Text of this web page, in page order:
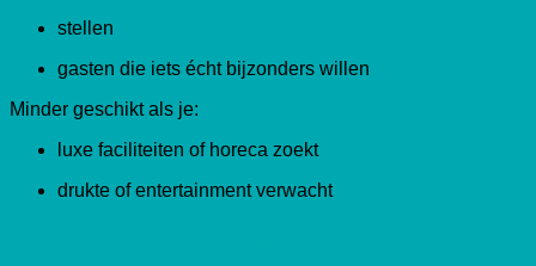
stellen
gasten die iets écht bijzonders willen
Minder geschikt als je:
luxe faciliteiten of horeca zoekt
drukte of entertainment verwacht